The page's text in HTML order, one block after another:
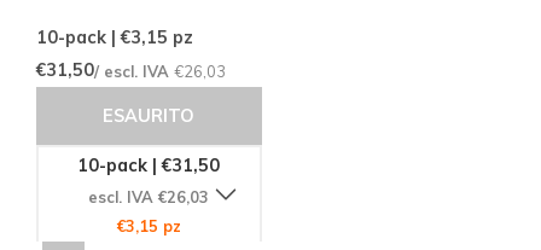
10-pack | €3,15 pz
€31,50/ escl. IVA €26,03
ESAURITO
10-pack | €31,50
escl. IVA €26,03
€3,15 pz